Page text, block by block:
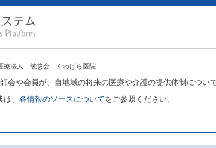
療法人 敏悠会 くわばら医院
会や会員が、自地域の将来の医療や介護の提供体制につ
は、各情報のソースについてをご参照ください。